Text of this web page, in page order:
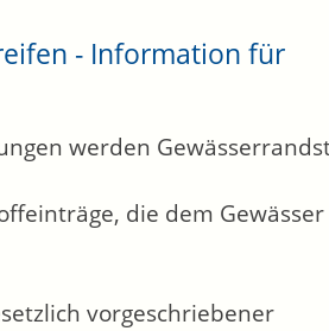
- Information für
werden
die dem Gewässer
vorgeschriebener